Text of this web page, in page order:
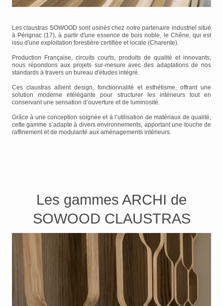
Les claustras SOWOOD sont usinés chez notre partenaire industriel situé
à Pérignac (17), à partir d'une essence de bois noble, le Chêne, qui est
issu d'une exploitation forestière certifiée et locale (Charente).
Production Française, circuits courts, produits de qualité et innovants,
nous répondons aux projets sur-mesure avec des adaptations de nos
standards à travers un bureau d'études intégré.
Ces claustras allient design, fonctionnalité et esthétisme, offrant une
solution moderne etélégante pour structurer les intérieurs tout en
conservant une sensation d’ouverture et de luminosité.
Grâce à une conception soignée et à l’utilisation de matériaux de qualité,
cette gamme s’adapte à divers environnements, apportant une touche de
raffinement et de modularité aux aménagements intérieurs.
Les gammes ARCHI de
SOWOOD CLAUSTRAS